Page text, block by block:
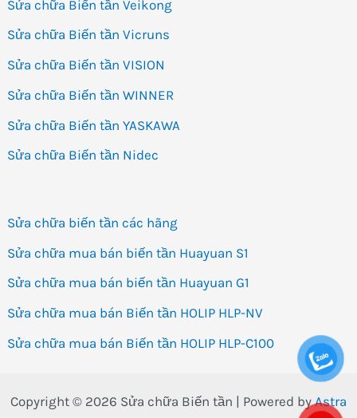
Sửa chữa Biến tần Veikong
Sửa chữa Biến tần Vicruns
Sửa chữa Biến tần VISION
Sửa chữa Biến tần WINNER
Sửa chữa Biến tần YASKAWA
Sửa chữa Biến tần Nidec
Sửa chữa biến tần các hãng
Sửa chữa mua bán biến tần Huayuan S1
Sửa chữa mua bán biến tần Huayuan G1
Sửa chữa mua bán Biến tần HOLIP HLP-NV
Sửa chữa mua bán Biến tần HOLIP HLP-C100
Copyright © 2026 Sửa chữa Biến tần | Powered byAstra